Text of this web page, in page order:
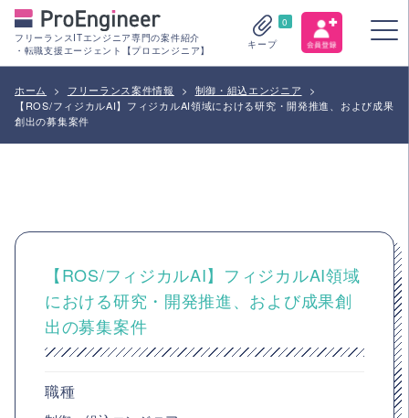
フリーランスITエンジニア専門の案件紹介
・転職支援エージェント【プロエンジニア】
0
キープ
ホーム > フリーランス案件情報 > 制御・組込エンジニア
>
【ROS/フィジカルAI】フィジカルAI領域における研究・開発推進、および成果
創出の募集案件
【ROS/フィジカルAI】フィジカルAI領域
における研究・開発推進、および成果創
出の募集案件
職種